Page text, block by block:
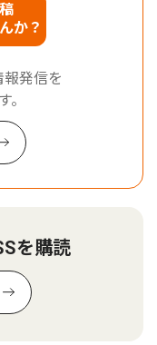
か？
発信を
。
を購読